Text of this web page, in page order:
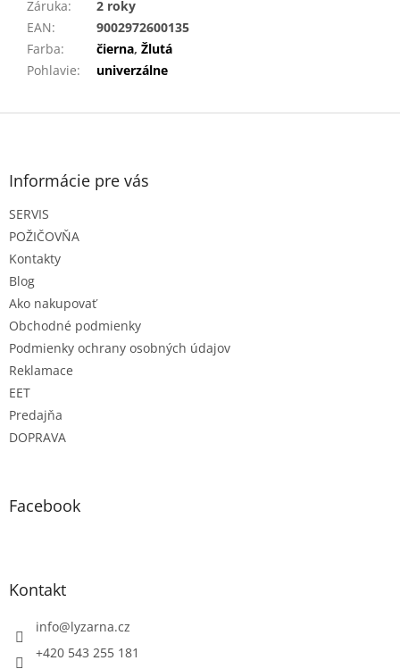
Záruka:
2 roky
EAN:
9002972600135
Farba: čierna, Žlutá
Pohlavie: univerzálne
Z
Informácie pre vás
SERVIS
POŽIČOVŇA
Kontakty
Blog
Ako nakupovať
Obchodné podmienky
Podmienky ochrany osobných údajov
Reklamace
EET
Predajňa
DOPRAVA
Facebook
Kontakt
info@lyzarna.cz
+420 543 255 181